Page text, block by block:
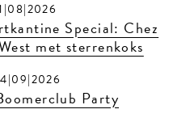
Special: Chez
met sterrenkoks
Party